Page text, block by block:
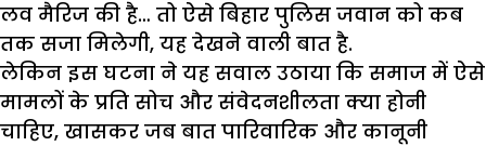
लव मैरिज की है… तो ऐसे बिहार पुलिस जवान को कब
तक सजा मिलेगी, यह देखने वाली बात है.
लेकिन इस घटना ने यह सवाल उठाया कि समाज में ऐसे
मामलों के प्रति सोच और संवेदनशीलता क्या होनी
चाहिए, खासकर जब बात पारिवारिक और कानूनी